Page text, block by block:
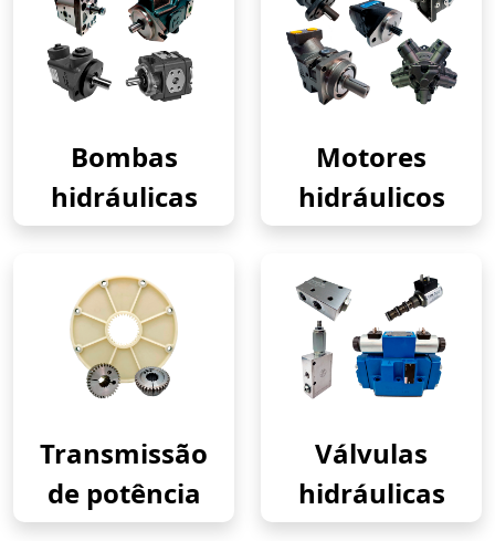
Bombas
hidráulicas
Motores
hidráulicos
Transmissão
de potência
Válvulas
hidráulicas